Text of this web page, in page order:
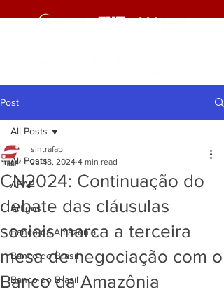
Post
All Posts
AFAP
Artigos
Banco da Amazônia
Banco do Brasil
Banco do Brasil
All Posts
CN2024: Continuação do
debate das cláusulas
sociais marca a terceira
mesa de negociação com o
Banco da Amazônia
sintrafap
Jul 18, 2024 4 min read